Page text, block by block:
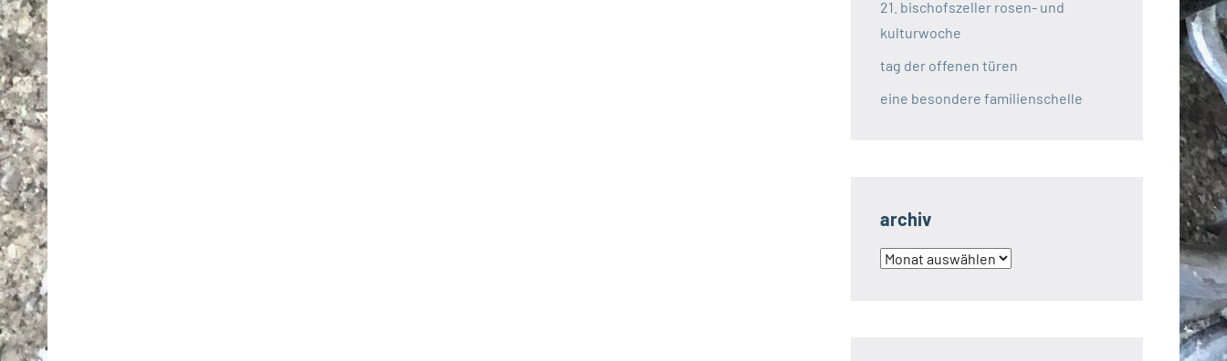
21. bischofszeller rosen- und
kulturwoche
tag der offenen türen
eine besondere familienschelle
archiv
archiv